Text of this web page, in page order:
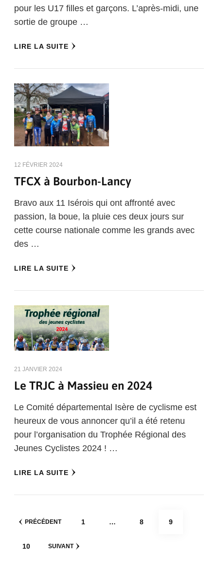
pour les U17 filles et garçons. L’après-midi, une
sortie de groupe …
LIRE LA SUITE
12 FÉVRIER 2024
TFCX à Bourbon-Lancy
Bravo aux 11 Isérois qui ont affronté avec
passion, la boue, la pluie ces deux jours sur
cette course nationale comme les grands avec
des …
LIRE LA SUITE
21 JANVIER 2024
Le TRJC à Massieu en 2024
Le Comité départemental Isère de cyclisme est
heureux de vous annoncer qu’il a été retenu
pour l’organisation du Trophée Régional des
Jeunes Cyclistes 2024 ! …
LIRE LA SUITE
Pagination
publications
PRÉCÉDENT PAGE
1 … PAGE
8 PAGE
9
PAGE
10 SUIVANT